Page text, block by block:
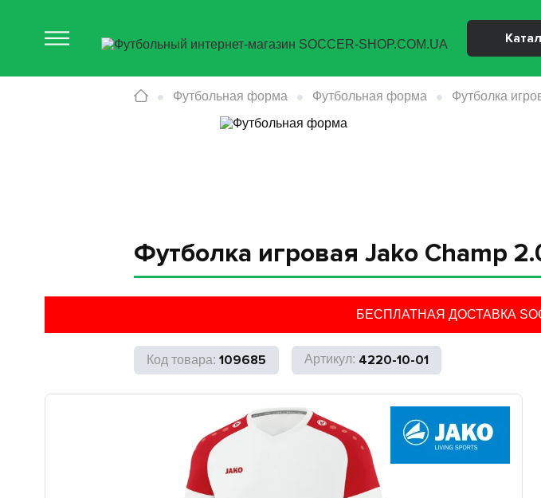
Футболка игровая Jako Champ
БЕСПЛАТНАЯ ДОСТАВКА
109685 4220-10-01
Футбольная форма Футбольная форма Футболка